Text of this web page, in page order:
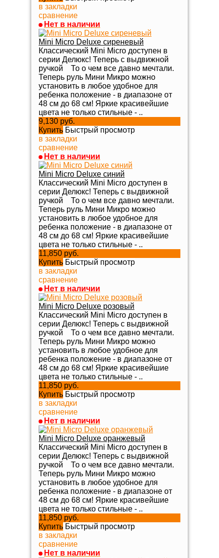
в закладки
сравнение
Нет в наличии
Mini Micro Deluxe сиреневый
Классический Mini Micro доступен в
серии Делюкс! Теперь с выдвижной
ручкой То о чем все давно мечтали.
Теперь руль Мини Микро можно
установить в любое удобное для
ребенка положение - в диапазоне от
48 см до 68 см! Яркие красивейшие
цвета не только стильные - ..
9,130 руб.
Купить Быстрый просмотр
в закладки
сравнение
Нет в наличии
Mini Micro Deluxe синий
Классический Mini Micro доступен в
серии Делюкс! Теперь с выдвижной
ручкой То о чем все давно мечтали.
Теперь руль Мини Микро можно
установить в любое удобное для
ребенка положение - в диапазоне от
48 см до 68 см! Яркие красивейшие
цвета не только стильные - ..
11,850 руб.
Купить Быстрый просмотр
в закладки
сравнение
Нет в наличии
Mini Micro Deluxe розовый
Классический Mini Micro доступен в
серии Делюкс! Теперь с выдвижной
ручкой То о чем все давно мечтали.
Теперь руль Мини Микро можно
установить в любое удобное для
ребенка положение - в диапазоне от
48 см до 68 см! Яркие красивейшие
цвета не только стильные - ..
11,850 руб.
Купить Быстрый просмотр
в закладки
сравнение
Нет в наличии
Mini Micro Deluxe оранжевый
Классический Mini Micro доступен в
серии Делюкс! Теперь с выдвижной
ручкой То о чем все давно мечтали.
Теперь руль Мини Микро можно
установить в любое удобное для
ребенка положение - в диапазоне от
48 см до 68 см! Яркие красивейшие
цвета не только стильные - ..
11,850 руб.
Купить Быстрый просмотр
в закладки
сравнение
Нет в наличии